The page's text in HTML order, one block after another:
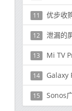
11 优步收购
12 泄漏的屏
13 Mi TV
14 Galaxy Fold 2
15 Sonos